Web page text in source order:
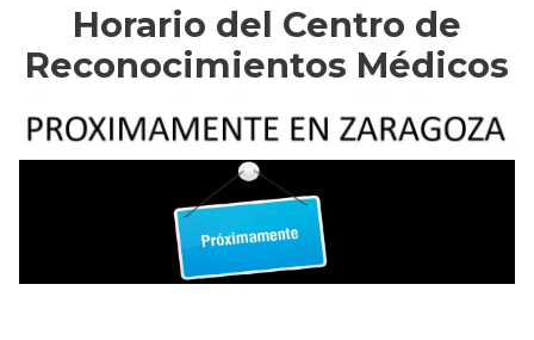
Horario del Centro de
Reconocimientos Médicos